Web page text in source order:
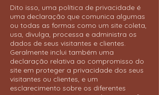
Dito isso, uma política de privacidade é
uma declaração que comunica algumas
ou todas as formas como um site coleta,
usa, divulga, processa e administra os
dados de seus visitantes e clientes.
Geralmente inclui também uma
declaração relativa ao compromisso do
site em proteger a privacidade dos seus
visitantes ou clientes, e um
esclarecimento sobre os diferentes